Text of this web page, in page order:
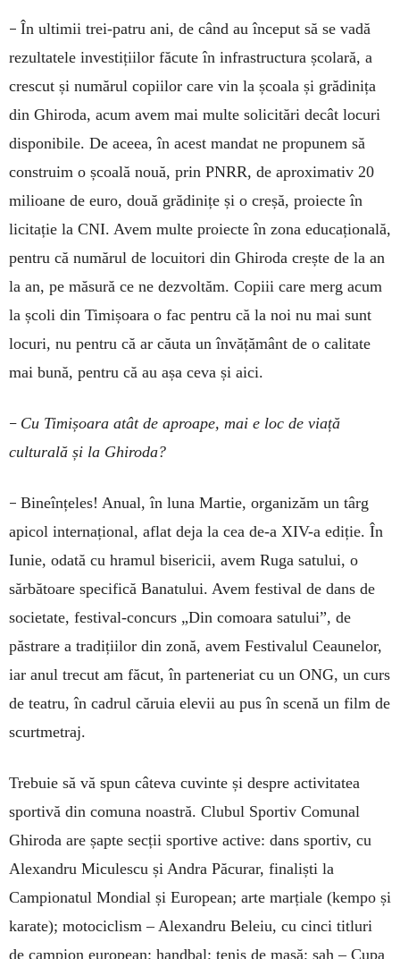
– În ultimii trei-patru ani, de când au început să se vadă
rezultatele investițiilor făcute în infrastructura școlară, a
crescut și numărul copiilor care vin la școala și grădinița
din Ghiroda, acum avem mai multe solicitări decât locuri
disponibile. De aceea, în acest mandat ne propunem să
construim o școală nouă, prin PNRR, de aproximativ 20
milioane de euro, două grădinițe și o creșă, proiecte în
licitație la CNI. Avem multe proiecte în zona educațională,
pentru că numărul de locuitori din Ghiroda crește de la an
la an, pe măsură ce ne dezvoltăm. Copiii care merg acum
la școli din Timișoara o fac pentru că la noi nu mai sunt
locuri, nu pentru că ar căuta un învățământ de o calitate
mai bună, pentru că au așa ceva și aici.
– Cu Timișoara atât de aproape, mai e loc de viață
culturală și la Ghiroda?
– Bineînțeles! Anual, în luna Martie, organizăm un târg
apicol internațional, aflat deja la cea de-a XIV-a ediție. În
Iunie, odată cu hramul bisericii, avem Ruga satului, o
sărbătoare specifică Banatului. Avem festival de dans de
societate, festival-concurs „Din comoara satului”, de
păstrare a tradițiilor din zonă, avem Festivalul Ceaunelor,
iar anul trecut am făcut, în parteneriat cu un ONG, un curs
de teatru, în cadrul căruia elevii au pus în scenă un film de
scurtmetraj.
Trebuie să vă spun câteva cuvinte și despre activitatea
sportivă din comuna noastră. Clubul Sportiv Comunal
Ghiroda are șapte secții sportive active: dans sportiv, cu
Alexandru Miculescu și Andra Păcurar, finaliști la
Campionatul Mondial și European; arte marțiale (kempo și
karate); motociclism – Alexandru Beleiu, cu cinci titluri
de campion european; handbal; tenis de masă; șah – Cupa